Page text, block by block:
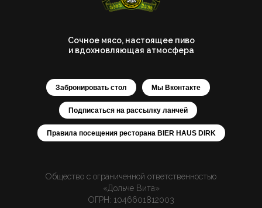
Сочное мясо, настоящее пиво
и вдохновляющая атмосфера
Забронировать стол Мы Вконтакте
Подписаться на рассылку ланчей
Правила посещения ресторана BIER HAUS DIRK
Общество с ограниченной ответственностью
«Дольче Вита»
ОГРН: 1046601812003